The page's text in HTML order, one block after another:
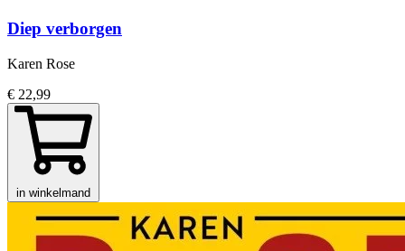
Diep verborgen
Karen Rose
€ 22,99
in winkelmand